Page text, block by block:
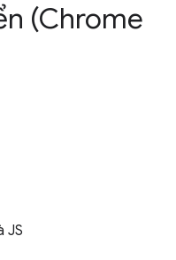
(Chrome
JS